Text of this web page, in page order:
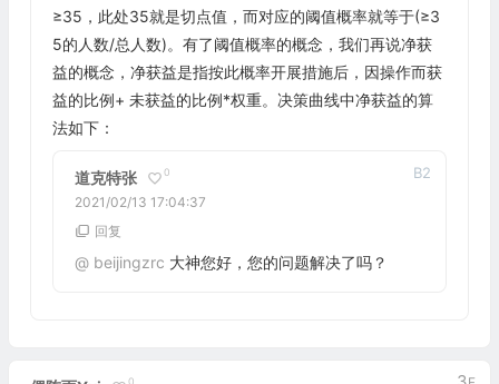
≥35，此处35就是切点值，而对应的阈值概率就等于(≥3
5的人数/总人数)。有了阈值概率的概念，我们再说净获
益的概念，净获益是指按此概率开展措施后，因操作而获
益的比例+ 未获益的比例*权重。决策曲线中净获益的算
法如下：
道克特张 0
2021/02/13 17:04:37
B2
回复
@ beijingzrc 大神您好，您的问题解决了吗？